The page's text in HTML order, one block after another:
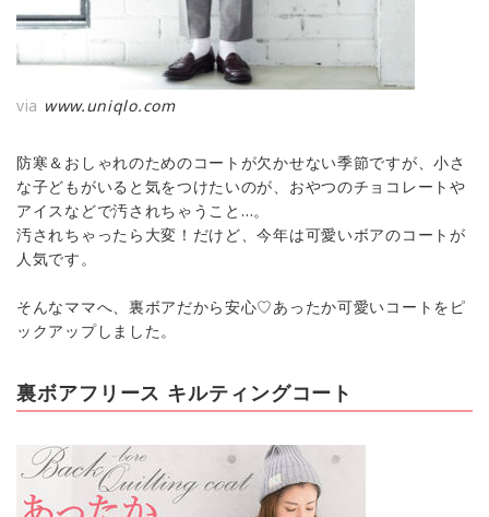
via www.uniqlo.com
防寒＆おしゃれのためのコートが欠かせない季節ですが、小さ
な子どもがいると気をつけたいのが、おやつのチョコレートや
アイスなどで汚されちゃうこと…。
汚されちゃったら大変！だけど、今年は可愛いボアのコートが
人気です。
そんなママへ、裏ボアだから安心♡あったか可愛いコートをピ
ックアップしました。
裏ボアフリース キルティングコート